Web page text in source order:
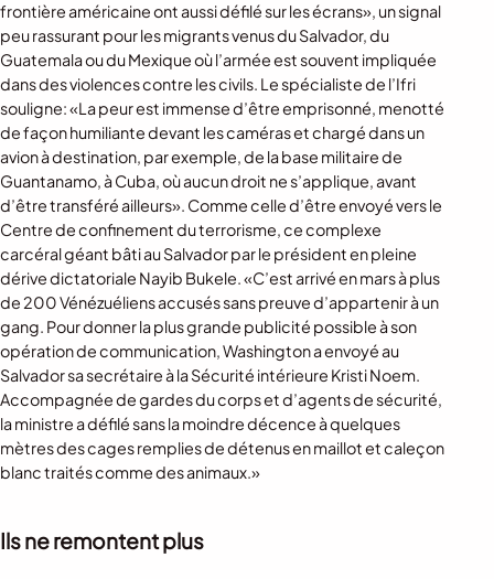
frontière américaine ont aussi défilé sur les écrans», un signal
peu rassurant pour les migrants venus du Salvador, du
Guatemala ou du Mexique où l’armée est souvent impliquée
dans des violences contre les civils. Le spécialiste de l’Ifri
souligne: «La peur est immense d’être emprisonné, menotté
de façon humiliante devant les caméras et chargé dans un
avion à destination, par exemple, de la base militaire de
Guantanamo, à Cuba, où aucun droit ne s’applique, avant
d’être transféré ailleurs». Comme celle d’être envoyé vers le
Centre de confinement du terrorisme, ce complexe
carcéral géant bâti au Salvador par le président en pleine
dérive dictatoriale Nayib Bukele. «C’est arrivé en mars à plus
de 200 Vénézuéliens accusés sans preuve d’appartenir à un
gang. Pour donner la plus grande publicité possible à son
opération de communication, Washington a envoyé au
Salvador sa secrétaire à la Sécurité intérieure Kristi Noem.
Accompagnée de gardes du corps et d’agents de sécurité,
la ministre a défilé sans la moindre décence à quelques
mètres des cages remplies de détenus en maillot et caleçon
blanc traités comme des animaux.»
Ils ne remontent plus